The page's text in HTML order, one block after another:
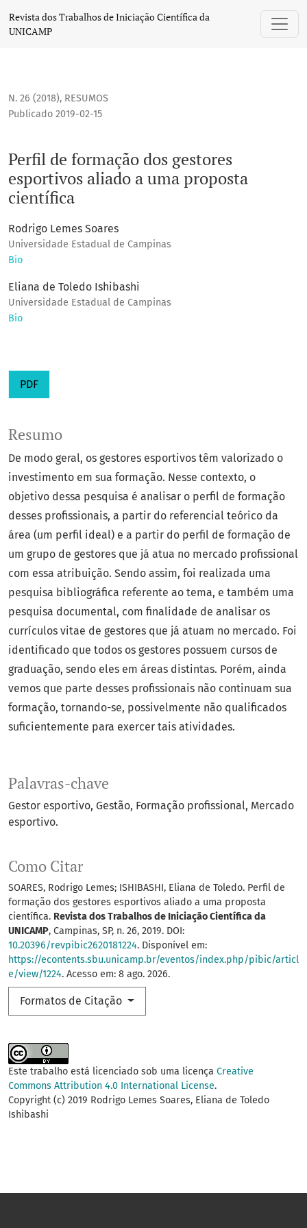
Perfil de formação dos gestores esportivos aliado a uma
Revista dos Trabalhos de Iniciação Científica da
UNICAMP
N. 26 (2018), RESUMOS
Perfil de formação dos gestores
esportivos aliado a uma proposta
científica
Publicado 2019-02-15
Rodrigo Lemes Soares
Universidade Estadual de Campinas
Bio
Eliana de Toledo Ishibashi
Universidade Estadual de Campinas
Bio
PDF
Palavras-chave
Gestor esportivo Gestão Formação profissional Mercado
esportivo.
Como Citar
SOARES, Rodrigo Lemes; ISHIBASHI, Eliana de Toledo. Perfil de
formação dos gestores esportivos aliado a uma proposta
científica. Revista dos Trabalhos de Iniciação Científica da
UNICAMP, Campinas, SP, n. 26, 2019. DOI:
10.20396/revpibic2620181224. Disponível em:
https://econtents.sbu.unicamp.br/eventos/index.php/pibic/articl
e/view/1224. Acesso em: 8 ago. 2026.
Formatos de Citação
Resumo
De modo geral, os gestores esportivos têm valorizado o
investimento em sua formação. Nesse contexto, o
objetivo dessa pesquisa é analisar o perfil de formação
desses profissionais, a partir do referencial teórico da
área (um perfil ideal) e a partir do perfil de formação de
um grupo de gestores que já atua no mercado profissional
com essa atribuição. Sendo assim, foi realizada uma
pesquisa bibliográfica referente ao tema, e também uma
pesquisa documental, com finalidade de analisar os
currículos vitae de gestores que já atuam no mercado. Foi
identificado que todos os gestores possuem cursos de
graduação, sendo eles em áreas distintas. Porém, ainda
vemos que parte desses profissionais não continuam sua
formação, tornando-se, possivelmente não qualificados
suficientemente para exercer tais atividades.
Este trabalho está licenciado sob uma licença Creative
Commons Attribution 4.0 International License.
Copyright (c) 2019 Rodrigo Lemes Soares, Eliana de Toledo
Ishibashi